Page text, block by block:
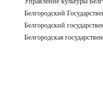
Белгородский
Белгородский
Белгородская